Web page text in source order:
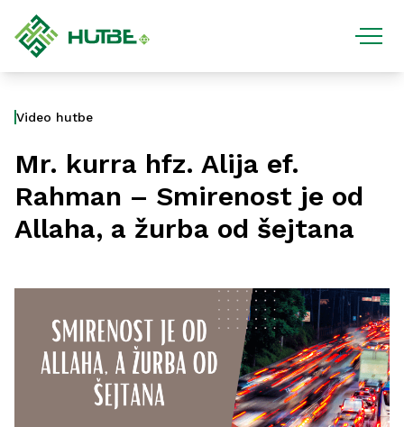
Video hutbe
Mr. kurra hfz. Alija ef.
Rahman – Smirenost je od
Allaha, a žurba od šejtana